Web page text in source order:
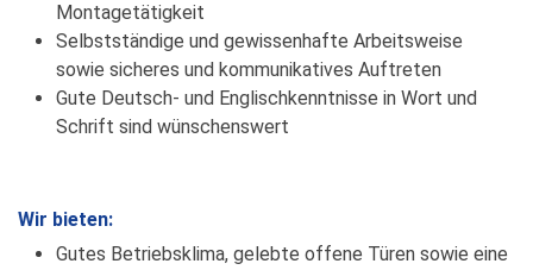
Montagetätigkeit
Selbstständige und gewissenhafte Arbeitsweise
sowie sicheres und kommunikatives Auftreten
Gute Deutsch- und Englischkenntnisse in Wort und
Schrift sind wünschenswert
Wir bieten:
Gutes Betriebsklima, gelebte offene Türen sowie eine